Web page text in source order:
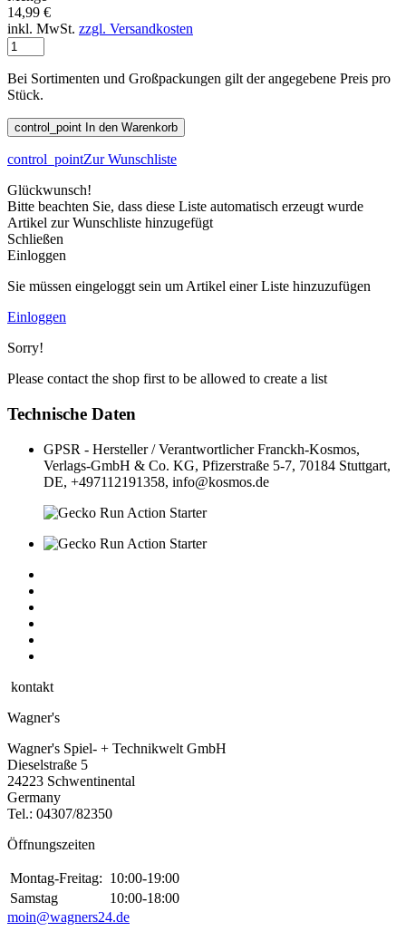
14,99 €
inkl. MwSt. zzgl. Versandkosten
Bei Sortimenten und Großpackungen gilt der angegebene Preis pro
Stück.
control_point In den Warenkorb
control_pointZur Wunschliste
Glückwunsch!
Bitte beachten Sie, dass diese Liste automatisch erzeugt wurde
Artikel zur Wunschliste hinzugefügt
Schließen
Einloggen
Sie müssen eingeloggt sein um Artikel einer Liste hinzuzufügen
Einloggen
Sorry!
Please contact the shop first to be allowed to create a list
Technische Daten
GPSR - Hersteller / Verantwortlicher Franckh-Kosmos,
Verlags-GmbH & Co. KG, Pfizerstraße 5-7, 70184 Stuttgart,
DE, +497112191358, info@kosmos.de
kontakt
Wagner's
Wagner's Spiel- + Technikwelt GmbH
Dieselstraße 5
24223 Schwentinental
Germany
Tel.: 04307/82350
Öffnungszeiten
Montag-Freitag: 10:00-19:00
Samstag
10:00-18:00
moin@wagners24.de